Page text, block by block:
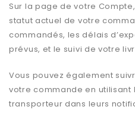
Sur la page de votre
statut actuel de votre
commandés, les délais
prévus, et le suivi de votre
Vous pouvez également
votre commande en utilisant
transporteur dans leurs